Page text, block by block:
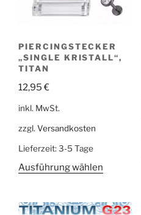
PIERCINGSTECKER
„SINGLE KRISTALL“,
TITAN
12,95€
inkl. MwSt.
zzgl. Versandkosten
Lieferzeit: 3-5 Tage
Ausführung wählen